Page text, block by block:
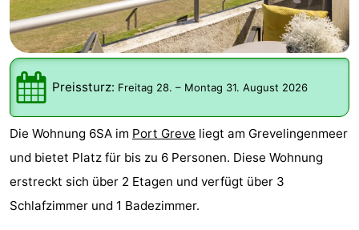
Greve
Zeeuwse
Kust
Campingplätze
Ferienhäuser
Buitenheem
-
De
Oase
-
Duinoord
-
Preissturz: Freitag 28. – Montag 31. August 2026
Die Wohnung 6SA im Port Greve liegt am Grevelingenmeer
und bietet Platz für bis zu 6 Personen. Diese Wohnung
erstreckt sich über 2 Etagen und verfügt über 3
Schlafzimmer und 1 Badezimmer.